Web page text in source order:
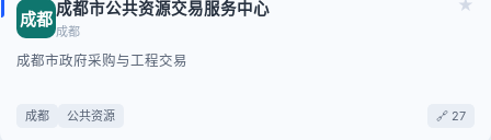
★
成都 成都市公共资源交易服务中心
成都
成都市政府采购与工程交易
成都 公共资源 🔗 27